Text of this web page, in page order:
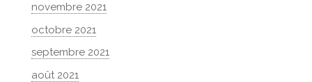
novembre 2021
octobre 2021
septembre 2021
août 2021